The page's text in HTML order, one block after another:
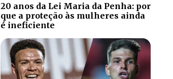
20 anos da Lei Maria da Penha: por
que a proteção às mulheres ainda
é ineficiente